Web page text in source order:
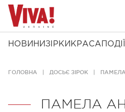
НОВИНИ ЗІРКИ КРАСА ПОДІЇ
ГОЛОВНА ДОСЬЄ ЗІРОК
ПАМЕЛА